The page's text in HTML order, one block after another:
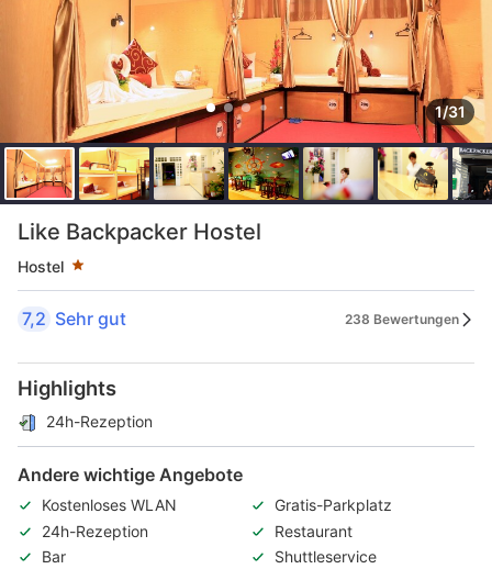
1/31
Like Backpacker Hostel
Hostel
Sternekategorie: 1 Sterne
7,2 Sehr gut 238 Bewertungen
Highlights
24h-Rezeption
Andere wichtige Angebote
Kostenloses WLAN
Gratis-Parkplatz
24h-Rezeption
Restaurant
Bar
Shuttleservice